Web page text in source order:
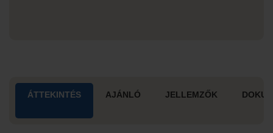
ÁTTEKINTÉS AJÁNLÓ JELLEMZŐK